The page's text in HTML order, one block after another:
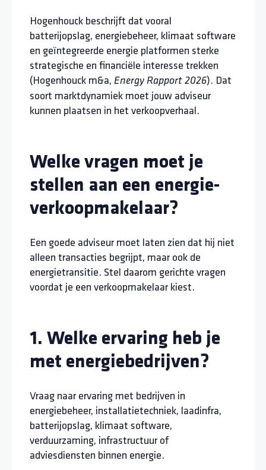
Hogenhouck beschrijft dat vooral
batterijopslag, energiebeheer, klimaat software
en geïntegreerde energie platformen sterke
strategische en financiële interesse trekken
(Hogenhouck m&a, Energy Rapport 2026). Dat
soort marktdynamiek moet jouw adviseur
kunnen plaatsen in het verkoopverhaal.
Welke vragen moet je
stellen aan een energie-
verkoopmakelaar?
Een goede adviseur moet laten zien dat hij niet
alleen transacties begrijpt, maar ook de
energietransitie. Stel daarom gerichte vragen
voordat je een verkoopmakelaar kiest.
1. Welke ervaring heb je
met energiebedrijven?
Vraag naar ervaring met bedrijven in
energiebeheer, installatietechniek, laadinfra,
batterijopslag, klimaat software,
verduurzaming, infrastructuur of
adviesdiensten binnen energie.